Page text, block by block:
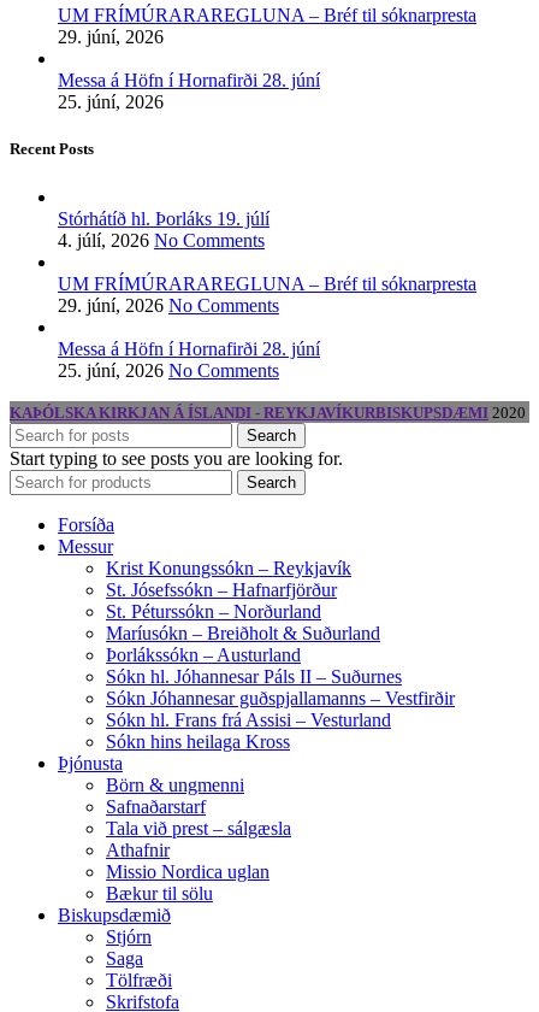
UM FRÍMÚRARAREGLUNA – Bréf til sóknarpresta
29. júní, 2026
Messa á Höfn í Hornafirði 28. júní
25. júní, 2026
Recent Posts
Stórhátíð hl. Þorláks 19. júlí
4. júlí, 2026 No Comments
UM FRÍMÚRARAREGLUNA – Bréf til sóknarpresta
29. júní, 2026 No Comments
Messa á Höfn í Hornafirði 28. júní
25. júní, 2026 No Comments
KAÞÓLSKA KIRKJAN Á ÍSLANDI - REYKJAVÍKURBISKUPSDÆMI 2020
Search
Start typing to see posts you are looking for.
Search
Forsíða
Messur
Krist Konungssókn – Reykjavík
St. Jósefssókn – Hafnarfjörður
St. Péturssókn – Norðurland
Maríusókn – Breiðholt & Suðurland
Þorlákssókn – Austurland
Sókn hl. Jóhannesar Páls II – Suðurnes
Sókn Jóhannesar guðspjallamanns – Vestfirðir
Sókn hl. Frans frá Assisi – Vesturland
Sókn hins heilaga Kross
Þjónusta
Börn & ungmenni
Safnaðarstarf
Tala við prest – sálgæsla
Athafnir
Missio Nordica uglan
Bækur til sölu
Biskupsdæmið
Stjórn
Saga
Tölfræði
Skrifstofa